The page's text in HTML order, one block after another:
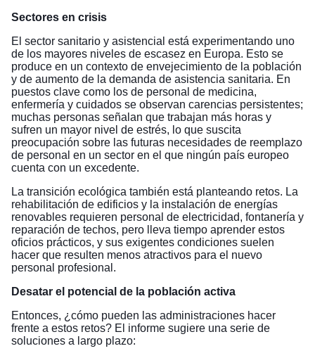
Sectores en crisis
El sector sanitario y asistencial está experimentando uno
de los mayores niveles de escasez en Europa. Esto se
produce en un contexto de envejecimiento de la población
y de aumento de la demanda de asistencia sanitaria. En
puestos clave como los de personal de medicina,
enfermería y cuidados se observan carencias persistentes;
muchas personas señalan que trabajan más horas y
sufren un mayor nivel de estrés, lo que suscita
preocupación sobre las futuras necesidades de reemplazo
de personal en un sector en el que ningún país europeo
cuenta con un excedente.
La transición ecológica también está planteando retos. La
rehabilitación de edificios y la instalación de energías
renovables requieren personal de electricidad, fontanería y
reparación de techos, pero lleva tiempo aprender estos
oficios prácticos, y sus exigentes condiciones suelen
hacer que resulten menos atractivos para el nuevo
personal profesional.
Desatar el potencial de la población activa
Entonces, ¿cómo pueden las administraciones hacer
frente a estos retos? El informe sugiere una serie de
soluciones a largo plazo: